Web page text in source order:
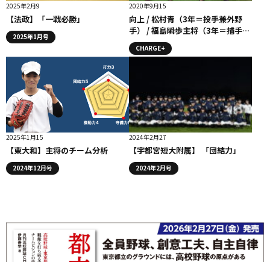
2025年2月9
【法政】「一戦必勝」
2025年1月号
2020年9月15
向上 / 松村青（3年＝投手兼外野
手） / 福島瞬歩主将（3年＝捕手）
/ エーアンリン（3年＝投手） / 三
CHARGE+
2025年1月15
【東大和】主将のチーム分析
2024年12月号
2024年2月27
【宇都宮短大附属】 「団結力」
2024年2月号